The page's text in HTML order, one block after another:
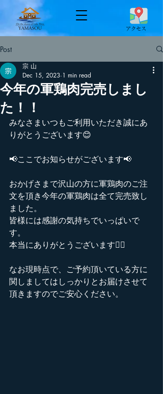
​アクセス
Post
今年の軍鶏肉完売しまし
た！！
宗 山
Dec 15, 2023 1 min read
みなさまいつもご利用いただき誠にあ
りがとうございます😊
📢ここでお知らせがございます📢
おかげさまで沢山の方に軍鶏肉のご注
文を頂き今年の軍鶏肉は全て完売致し
ました。
皆様には感謝の気持ちでいっぱいで
す。
本当にありがとうございます🙇‍♀️
なお現時点で、ご予約頂いている方に
関しましてはしっかりとお届けさせて
頂きますのでご安心ください。